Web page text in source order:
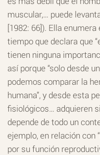
muscular,… puede
[1982: 66]). Ella
tiempo que declara que
tienen ninguna
así porque “solo desde
podemos comparar la
humana”, y desde esta
fisiológicos… adquieren
depende de todo un
ejemplo, en relación con
por su función